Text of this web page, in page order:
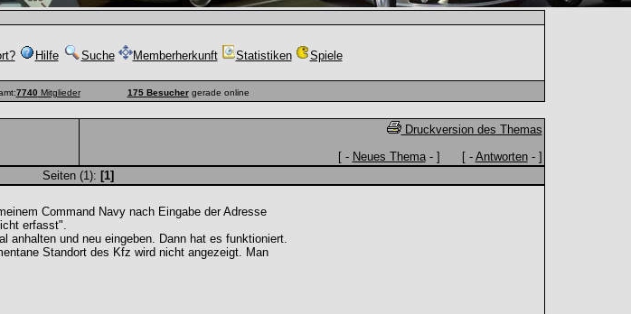
Hilfe Suche Memberherkunft Statistiken Spiele
7740 Mitglieder 175 Besuchergerade online
Druckversion des Themas
[ - Neues Thema- ] [ - Antworten- ]
Seiten (1): [1]
Command Navy nach Eingabe der Adresse
erfasst".
anhalten und neu eingeben. Dann hat es funktioniert.
Standort des Kfz wird nicht angezeigt. Man